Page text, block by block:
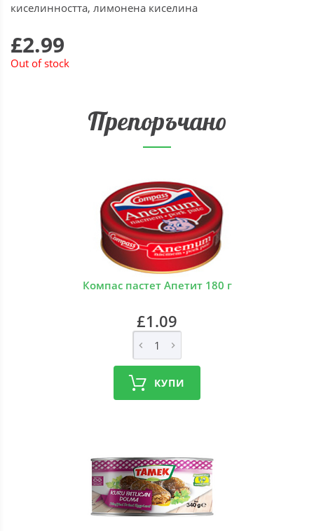
киселинността, лимонена киселина
£2.99
Out of stock
Препоръчано
Компас пастет Апетит 180 г
£1.09
КУПИ